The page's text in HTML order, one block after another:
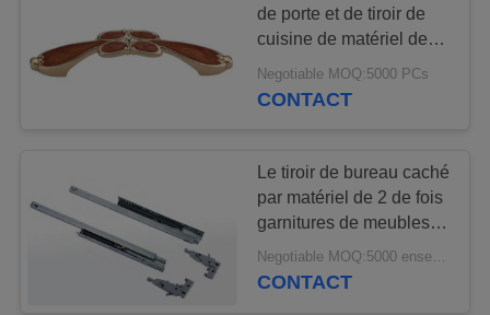
et de Cabinet
de porte et de tiroir de
cuisine de matériel de
garnitures de meubles
de style
Negotiable MOQ:5000 PCs
CONTACT
Le tiroir de bureau caché
par matériel de 2 de fois
garnitures de meubles
glisse avec fermer à clef
le dispositif
Negotiable MOQ:5000 ensembles
CONTACT